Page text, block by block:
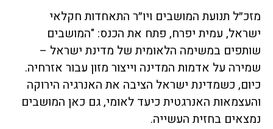
מזכ״ל תנועת המושבים ויו״ר התאחדות חקלאי
ישראל, עמית יפרח, פתח את הכנס: "המושבים
שותפים במשימה הלאומית של מדינת ישראל –
שמירה על אדמות המדינה וייצור מזון עבור אזרחיה.
כיום, כשמדינת ישראל הציבה את האנרגיה הירוקה
והעצמאות האנרגטית כיעד לאומי, גם כאן המושבים
נמצאים בחזית העשייה.